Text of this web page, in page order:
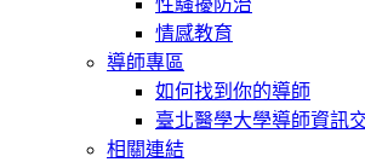
情感教育
導師專區
如何找到你的導師
臺北醫學大學導師資訊
相關連結